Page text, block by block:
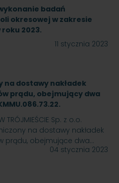
badań
okresowej w zakresie
2023.
11 stycznia 2023
dostawy nakładek
prądu, obejmujący dwa
TRÓJMIEŚCIE Sp. z o.o.
na dostawy nakładek
prądu, obejmujące dwa…
04 stycznia 2023